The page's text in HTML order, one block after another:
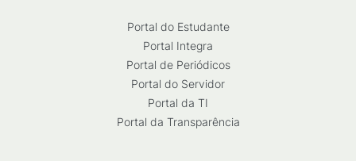
Portal do Estudante
Portal Integra
Portal de Periódicos
Portal do Servidor
Portal da TI
Portal da Transparência